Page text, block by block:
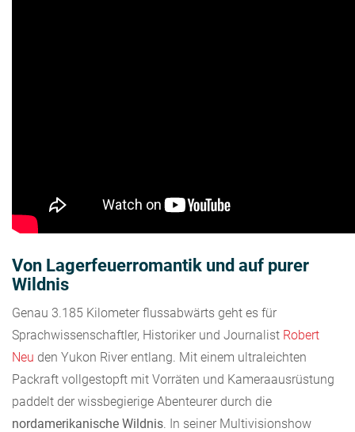
Von Lagerfeuerromantik und auf purer
Wildnis
Genau 3.185 Kilometer flussabwärts geht es für
Sprachwissenschaftler, Historiker und Journalist Robert
Neu den Yukon River entlang. Mit einem ultraleichten
Packraft vollgestopft mit Vorräten und Kameraausrüstung
paddelt der wissbegierige Abenteurer durch die
nordamerikanische Wildnis . In seiner Multivisionshow